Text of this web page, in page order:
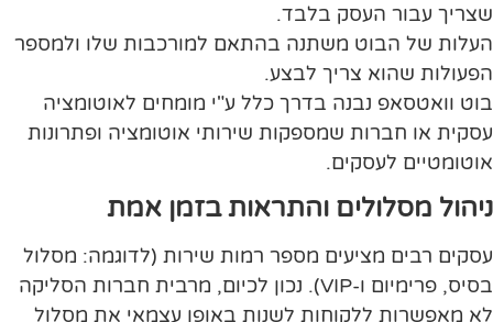
שצריך עבור העסק בלבד.
העלות של הבוט משתנה בהתאם למורכבות שלו ולמספר
הפעולות שהוא צריך לבצע.
בוט וואטסאפ נבנה בדרך כלל ע"י מומחים לאוטומציה
עסקית או חברות שמספקות שירותי אוטומציה ופתרונות
אוטומטיים לעסקים.
ניהול מסלולים והתראות בזמן אמת
עסקים רבים מציעים מספר רמות שירות (לדוגמה: מסלול
בסיס, פרימיום ו-VIP). נכון לכיום, מרבית חברות הסליקה
לא מאפשרות ללקוחות לשנות באופן עצמאי את מסלול